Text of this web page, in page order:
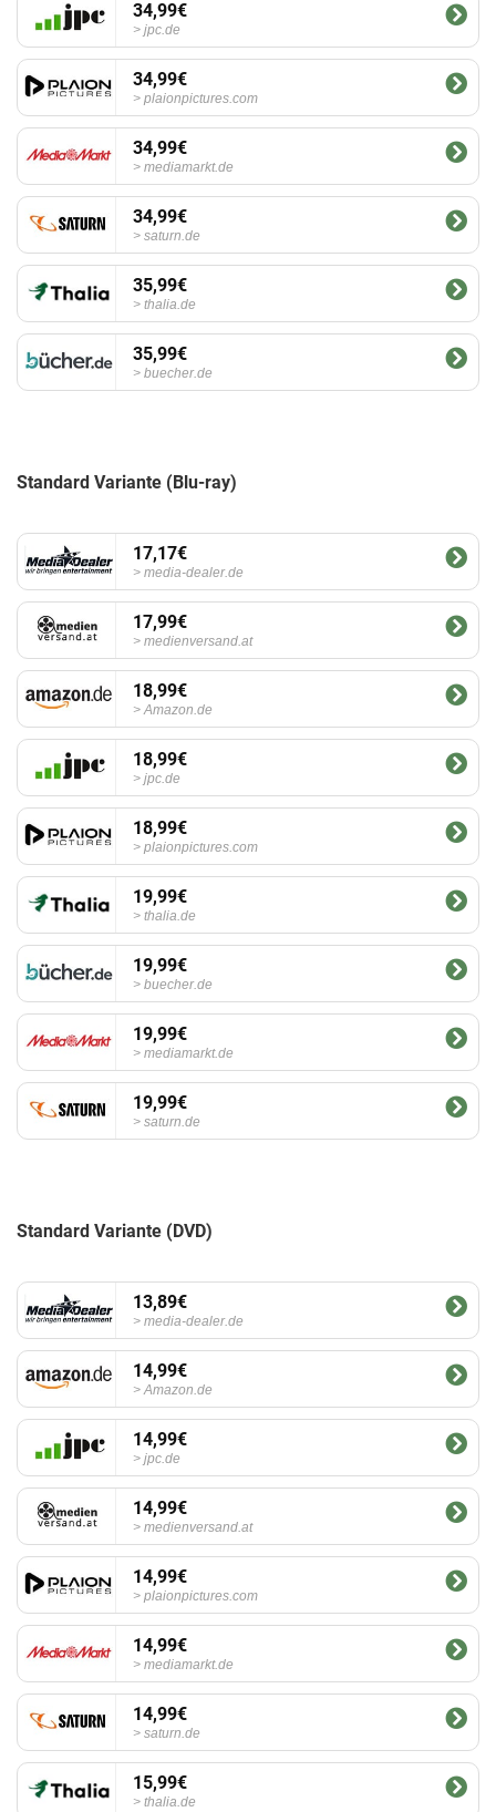
34,99€
jpc.de
34,99€
plaionpictures.com
34,99€
mediamarkt.de
34,99€
saturn.de
35,99€
thalia.de
35,99€
buecher.de
Standard Variante (Blu-ray)
17,17€
media-dealer.de
17,99€
medienversand.at
18,99€
Amazon.de
18,99€
jpc.de
18,99€
plaionpictures.com
19,99€
thalia.de
19,99€
buecher.de
19,99€
mediamarkt.de
19,99€
saturn.de
Standard Variante (DVD)
13,89€
media-dealer.de
14,99€
Amazon.de
14,99€
jpc.de
14,99€
medienversand.at
14,99€
plaionpictures.com
14,99€
mediamarkt.de
14,99€
saturn.de
15,99€
thalia.de